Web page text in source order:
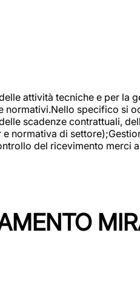
attività tecniche e per la
specifico si
scadenze contrattuali,
normativa di
del ricevimento